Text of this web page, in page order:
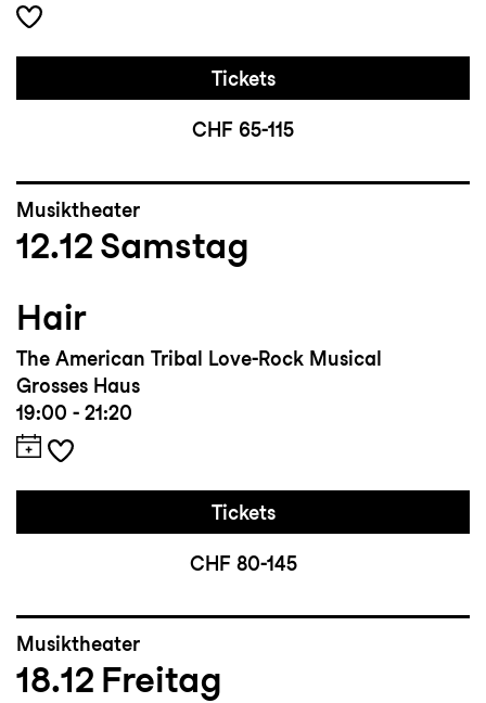
Tickets
CHF 65-115
Musiktheater
12.12 Samstag
Hair
The American Tribal Love-Rock Musical
Grosses Haus
19:00 - 21:20
Tickets
CHF 80-145
Musiktheater
18.12 Freitag